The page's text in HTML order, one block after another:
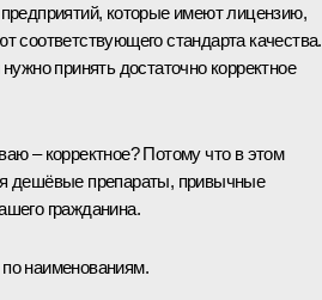
которые имеют лицензию,
соответствующего стандарта качества.
принять достаточно корректное
– корректное? Потому что в этом
дешёвые препараты, привычные
гражданина.
наименованиям.